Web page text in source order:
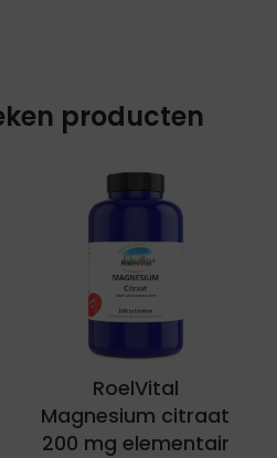
producten
RoelVital
Magnesium citraat
200 mg elementair